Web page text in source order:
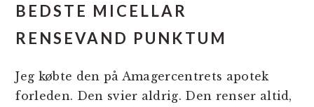
BEDSTE MICELLAR
RENSEVAND PUNKTUM
Jeg købte den på Amagercentrets apotek
forleden. Den svier aldrig. Den renser altid,